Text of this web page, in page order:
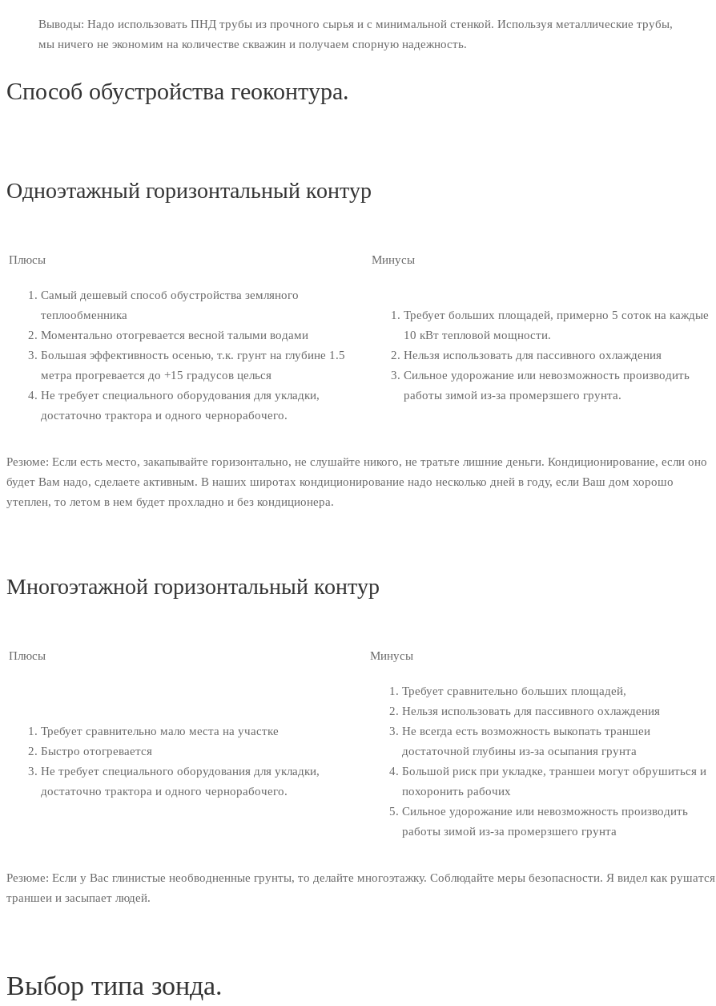
Выводы: Надо использовать ПНД трубы из прочного сырья и с минимальной стенкой. Используя металлические трубы,
мы ничего не экономим на количестве скважин и получаем спорную надежность.
Способ обустройства геоконтура.
Одноэтажный горизонтальный контур
Плюсы Минусы
Cамый дешевый способ обустройства земляного
теплообменника
Моментально отогревается весной талыми водами
Большая эффективность осенью, т.к. грунт на глубине 1.5
метра прогревается до +15 градусов целься
Не требует специального оборудования для укладки,
достаточно трактора и одного чернорабочего.
Требует больших площадей, примерно 5 соток на каждые
10 кВт тепловой мощности.
Нельзя использовать для пассивного охлаждения
Сильное удорожание или невозможность производить
работы зимой из-за промерзшего грунта.
Резюме: Если есть место, закапывайте горизонтально, не слушайте никого, не тратьте лишние деньги. Кондиционирование, если оно
будет Вам надо, сделаете активным. В наших широтах кондиционирование надо несколько дней в году, если Ваш дом хорошо
утеплен, то летом в нем будет прохладно и без кондиционера.
Многоэтажной горизонтальный контур
Плюсы Минусы
Требует сравнительно мало места на участке
Быстро отогревается
Не требует специального оборудования для укладки,
достаточно трактора и одного чернорабочего.
Требует сравнительно больших площадей,
Нельзя использовать для пассивного охлаждения
Не всегда есть возможность выкопать траншеи
достаточной глубины из-за осыпания грунта
Большой риск при укладке, траншеи могут обрушиться и
похоронить рабочих
Сильное удорожание или невозможность производить
работы зимой из-за промерзшего грунта
Резюме: Если у Вас глинистые необводненные грунты, то делайте многоэтажку. Соблюдайте меры безопасности. Я видел как рушатся
траншеи и засыпает людей.
Выбор типа зонда.